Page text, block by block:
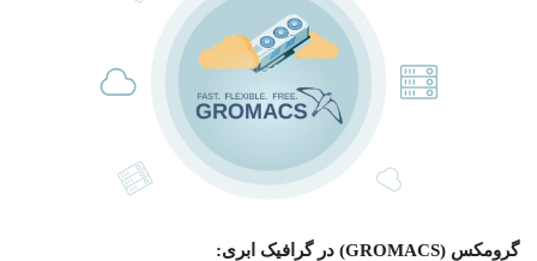
گرومکس (GROMACS) در گرافیک ابری: